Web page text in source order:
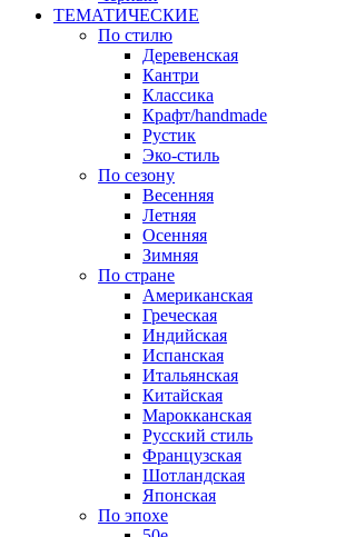
ТЕМАТИЧЕСКИЕ
По стилю
Деревенская
Кантри
Классика
Крафт/handmade
Рустик
Эко-стиль
По сезону
Весенняя
Летняя
Осенняя
Зимняя
По стране
Американская
Греческая
Индийская
Испанская
Итальянская
Китайская
Марокканская
Русский стиль
Французская
Шотландская
Японская
По эпохе